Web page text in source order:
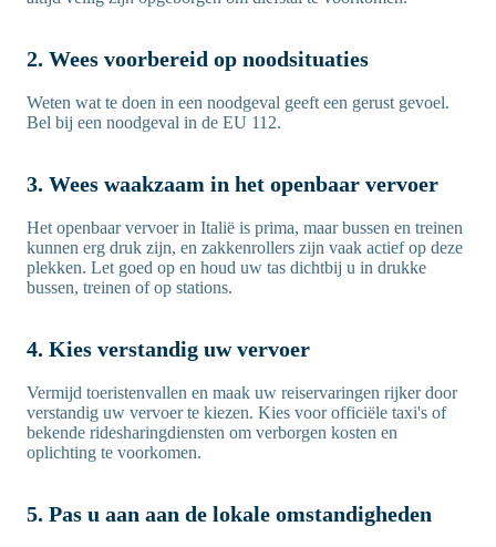
2. Wees voorbereid op noodsituaties
Weten wat te doen in een noodgeval geeft een gerust gevoel.
Bel bij een noodgeval in de EU 112.
3. Wees waakzaam in het openbaar vervoer
Het openbaar vervoer in Italië is prima, maar bussen en treinen
kunnen erg druk zijn, en zakkenrollers zijn vaak actief op deze
plekken. Let goed op en houd uw tas dichtbij u in drukke
bussen, treinen of op stations.
4. Kies verstandig uw vervoer
Vermijd toeristenvallen en maak uw reiservaringen rijker door
verstandig uw vervoer te kiezen. Kies voor officiële taxi's of
bekende ridesharingdiensten om verborgen kosten en
oplichting te voorkomen.
5. Pas u aan aan de lokale omstandigheden